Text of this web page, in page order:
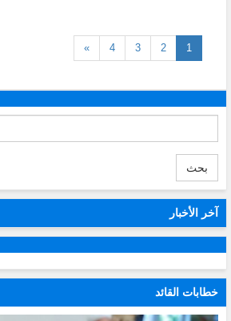
1
(current)
2
3
4
»
بحث
آخر الأخبار
خطابات القائد